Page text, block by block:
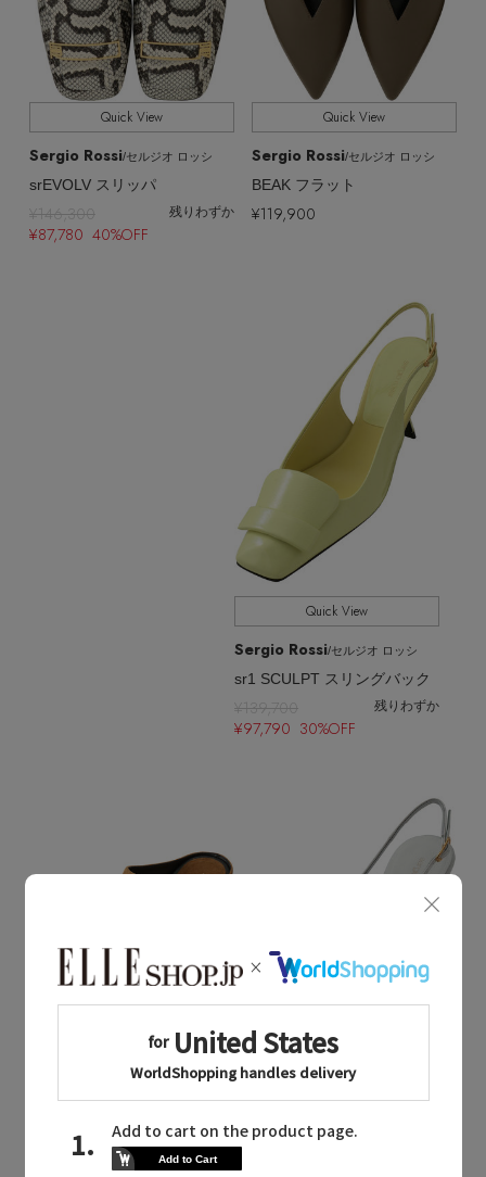
Quick View
Sergio Rossi/セルジオ ロッシ
srEVOLV スリッパ
¥146,300 残りわずか
¥87,780 40%OFF
Quick View
Sergio Rossi/セルジオ ロッシ
BEAK フラット
¥119,900
Quick View
Sergio Rossi/セルジオ ロッシ
sr1 SCULPT スリングバック
¥139,700 残りわずか
¥97,790 30%OFF
Sergio Rossi
Sergio Rossi/セルジオ ロッシ